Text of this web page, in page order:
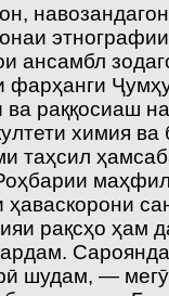
ансамбл
фарҳанги
ва раққосиаш
химия
таҳсил
рақсҳо ҳам
шудам, —